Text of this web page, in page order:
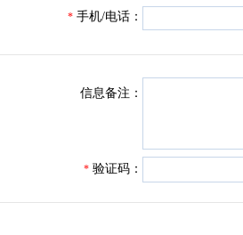
* 手机/电话：
信息备注：
* 验证码：